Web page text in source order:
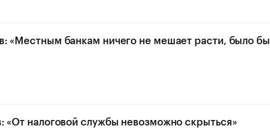
«Местным банкам ничего не мешает расти, было бы
«От налоговой службы невозможно скрыться»